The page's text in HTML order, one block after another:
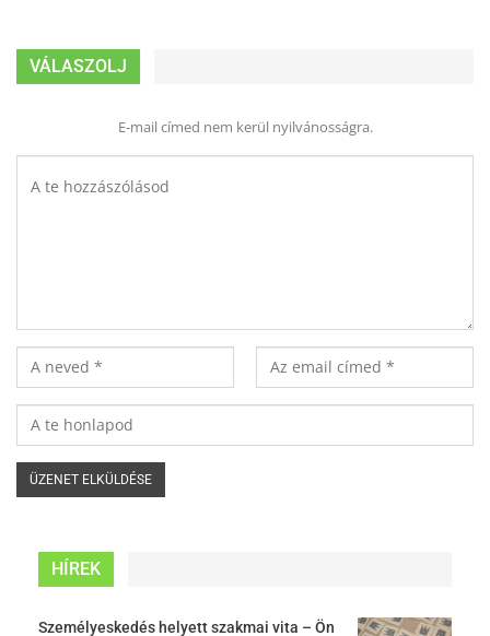
VÁLASZOLJ
E-mail címed nem kerül nyilvánosságra.
HÍREK
Személyeskedés helyett szakmai vita – Ön